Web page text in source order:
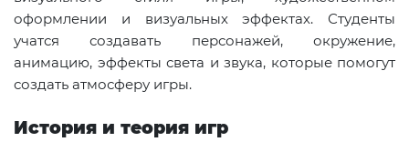
оформлении и визуальных эффектах. Студенты
учатся создавать персонажей, окружение,
анимацию, эффекты света и звука, которые помогут
создать атмосферу игры.
История и теория игр